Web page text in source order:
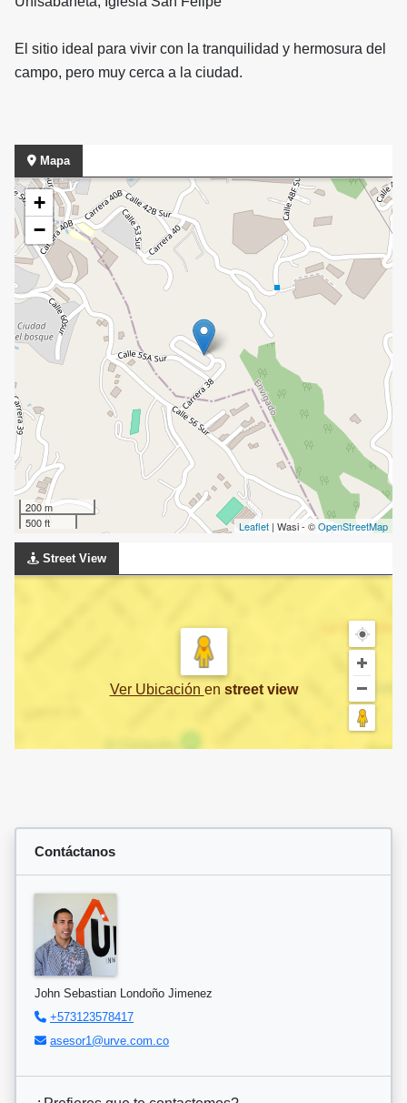
El sitio ideal para vivir con la tranquilidad y hermosura del
campo, pero muy cerca a la ciudad.
Mapa
+
−
200 m
500 ft
Leaflet | Wasi - ©OpenStreetMap
Street View
Ver Ubicación en street view
Contáctanos
John Sebastian Londoño Jimenez
+573123578417
asesor1@urve.com.co